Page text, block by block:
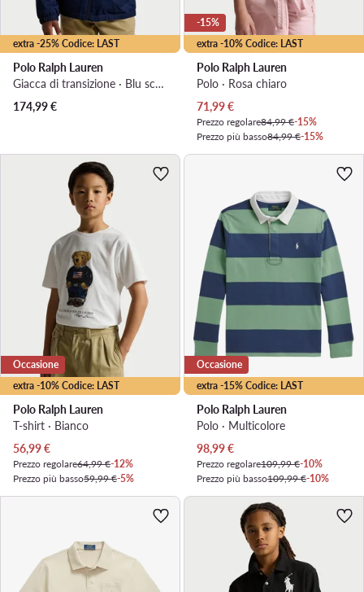
extra -25% Codice: LAST
Polo Ralph Lauren
Giacca di transizione · Blu scuro
174,99€
extra -10% Codice: LAST
-15%
Polo Ralph Lauren
Polo · Rosa chiaro
Prezzo attuale
71,99€
Prezzo regolare84,99 €-15%
Prezzo più basso84,99 €-15%
extra -10% Codice: LAST
Occasione
Polo Ralph Lauren
T-shirt · Bianco
Prezzo attuale
56,99€
Prezzo regolare64,99 €-12%
Prezzo più basso59,99 €-5%
extra -15% Codice: LAST
Occasione
Polo Ralph Lauren
Polo · Multicolore
Prezzo attuale
98,99€
Prezzo regolare109,99 €-10%
Prezzo più basso109,99 €-10%